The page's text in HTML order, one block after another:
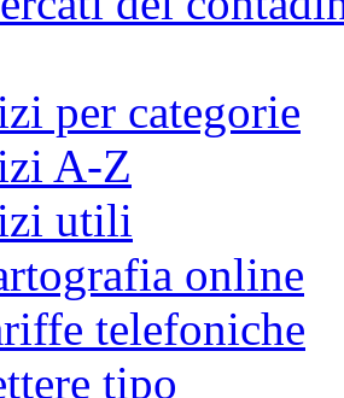
per categorie
A-Z
utili
online
telefoniche
tipo